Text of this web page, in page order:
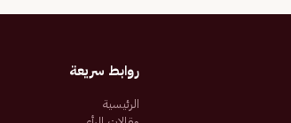
روابط سريعة
الرئيسية